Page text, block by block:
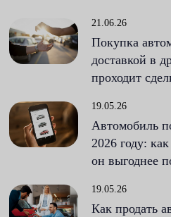
21.06.26
Покупка
доставкой в
проходит
19.05.26
Автомобиль
2026 году:
он выгоднее
19.05.26
Как продать